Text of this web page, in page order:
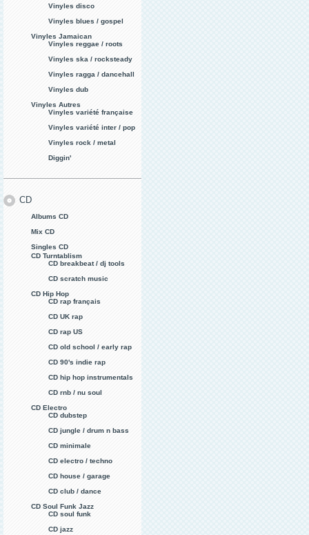
Vinyles disco
Vinyles blues / gospel
Vinyles Jamaican
Vinyles reggae / roots
Vinyles ska / rocksteady
Vinyles ragga / dancehall
Vinyles dub
Vinyles Autres
Vinyles variété française
Vinyles variété inter / pop
Vinyles rock / metal
Diggin'
CD
Albums CD
Mix CD
Singles CD
CD Turntablism
CD breakbeat / dj tools
CD scratch music
CD Hip Hop
CD rap français
CD UK rap
CD rap US
CD old school / early rap
CD 90's indie rap
CD hip hop instrumentals
CD rnb / nu soul
CD Electro
CD dubstep
CD jungle / drum n bass
CD minimale
CD electro / techno
CD house / garage
CD club / dance
CD Soul Funk Jazz
CD soul funk
CD jazz